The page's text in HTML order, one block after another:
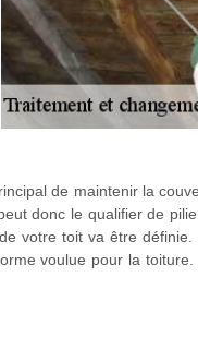
de maintenir la
donc le qualifier de
votre toit va être
voulue pour la